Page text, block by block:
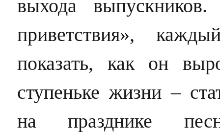
выхода
приветствия»,
показать, как он
ступеньке жизни –
на празднике